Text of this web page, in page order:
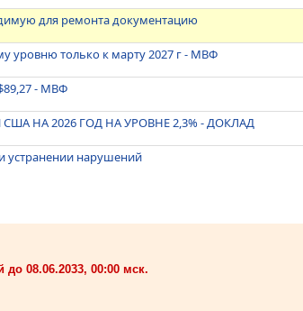
для ремонта документацию
уровню только к марту 2027 г - МВФ
- МВФ
НА 2026 ГОД НА УРОВНЕ 2,3% - ДОКЛАД
устранении нарушений
08.06.2033, 00:00 мск.